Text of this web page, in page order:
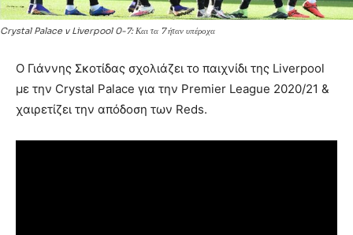
Crystal Palace v Liverpool 0-7: Και τα 7 ήταν υπέροχα
Ο Γιάννης Σκοτίδας σχολιάζει το παιχνίδι της Liverpool
με την Crystal Palace για την Premier League 2020/21 &
χαιρετίζει την απόδοση των Reds.